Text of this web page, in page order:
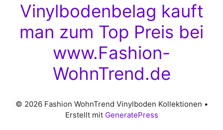
Vinylbodenbelag kauft
man zum Top Preis bei
www.Fashion-
WohnTrend.de
© 2026 Fashion WohnTrend Vinylboden Kollektionen •
Erstellt mit GeneratePress